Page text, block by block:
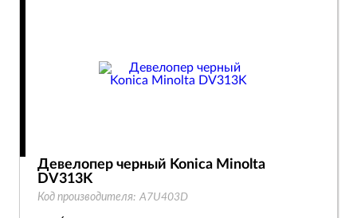
Девелопер черный Konica Minolta
DV313K
Код производителя: A7U403D